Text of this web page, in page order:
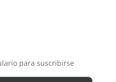
para suscribirse